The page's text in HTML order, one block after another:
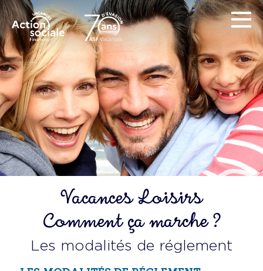
Vacances Loisirs
Comment ça marche ?
Les modalités de réglement